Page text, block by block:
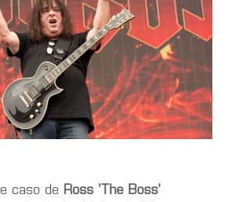
caso de Ross 'The Boss'